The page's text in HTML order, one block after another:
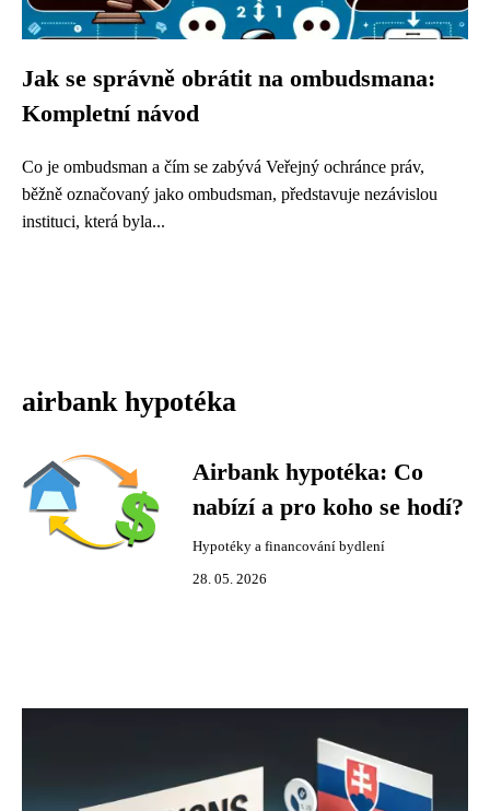
Jak se správně obrátit na ombudsmana:
Kompletní návod
Co je ombudsman a čím se zabývá Veřejný ochránce práv,
běžně označovaný jako ombudsman, představuje nezávislou
instituci, která byla...
airbank hypotéka
Airbank hypotéka: Co
nabízí a pro koho se hodí?
Hypotéky a financování bydlení
28. 05. 2026